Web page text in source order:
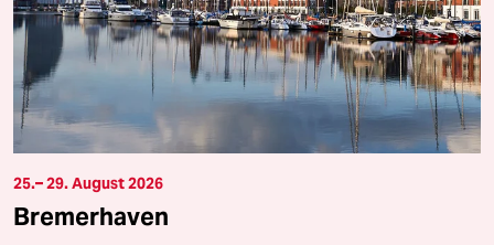
25.– 29. August 2026
Bremerhaven